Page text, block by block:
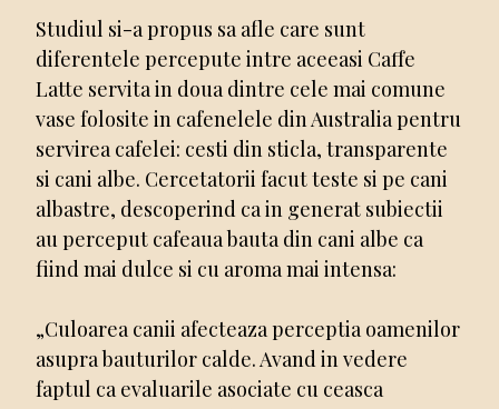
Studiul si-a propus sa afle care sunt
diferentele percepute intre aceeasi Caffe
Latte servita in doua dintre cele mai comune
vase folosite in cafenelele din Australia pentru
servirea cafelei: cesti din sticla, transparente
si cani albe. Cercetatorii facut teste si pe cani
albastre, descoperind ca in generat subiectii
au perceput cafeaua bauta din cani albe ca
fiind mai dulce si cu aroma mai intensa:
„Culoarea canii afecteaza perceptia oamenilor
asupra bauturilor calde. Avand in vedere
faptul ca evaluarile asociate cu ceasca